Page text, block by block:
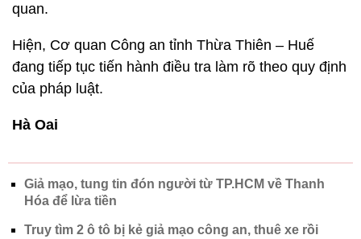
quan.
Hiện, Cơ quan Công an tỉnh Thừa Thiên – Huế
đang tiếp tục tiến hành điều tra làm rõ theo quy định
của pháp luật.
Hà Oai
Giả mạo, tung tin đón người từ TP.HCM về Thanh
Hóa để lừa tiền
Truy tìm 2 ô tô bị kẻ giả mạo công an, thuê xe rồi